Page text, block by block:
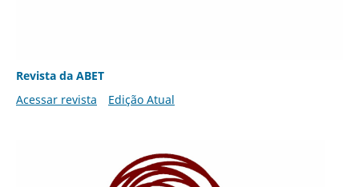
Revista da ABET
Acessar revista
Edição Atual